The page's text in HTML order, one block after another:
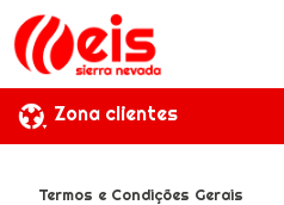
Zona clientes
Termos e Condições Gerais